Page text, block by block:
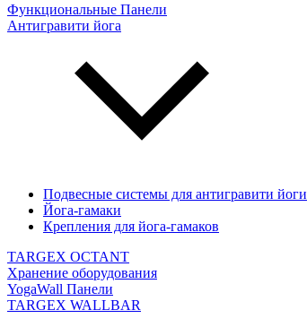
Функциональные Панели
Антигравити йога
Подвесные системы для антигравити йоги
Йога-гамаки
Крепления для йога-гамаков
TARGEX OCTANT
Хранение оборудования
YogaWall Панели
TARGEX WALLBAR